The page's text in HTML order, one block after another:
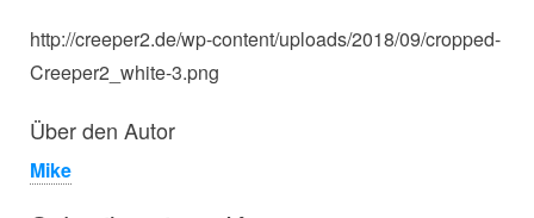
http://creeper2.de/wp-content/uploads/2018/09/cropped-
Creeper2_white-3.png
Über den Autor
Mike